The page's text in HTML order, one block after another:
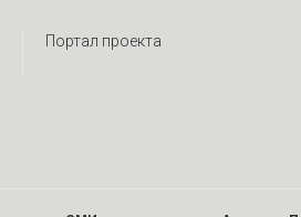
Портал проекта